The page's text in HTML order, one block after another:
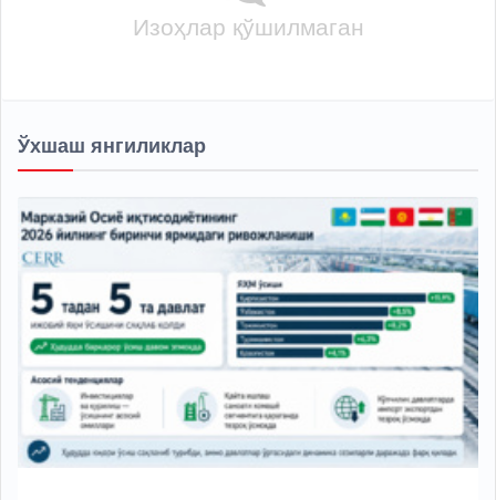
Изоҳлар қўшилмаган
Ўхшаш янгиликлар